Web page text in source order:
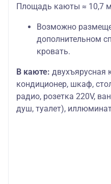
Площадь каюты ≈ 10,7
Возможно
дополнительном
кровать.
В каюте: двухъярусная
кондиционер, шкаф,
радио, розетка 220V,
душ, туалет),